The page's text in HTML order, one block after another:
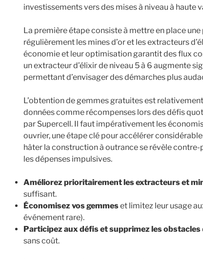
investissements vers des mises à niveau à haute
La première étape consiste à mettre en place
régulièrement les mines d’or et les extracteurs
économie et leur optimisation garantit des flux
un extracteur d’élixir de niveau 5 à 6 augmente
permettant d’envisager des démarches plus
L’obtention de gemmes gratuites est
données comme récompenses lors des défis
par Supercell. Il faut impérativement les
ouvrier, une étape clé pour accélérer
hâter la construction à outrance se révèle
les dépenses impulsives.
Améliorez prioritairement les extracteurs et
suffisant.
Économisez vos gemmeset limitez leur usage
événement rare).
Participez aux défis et supprimez les obstacles
sans coût.